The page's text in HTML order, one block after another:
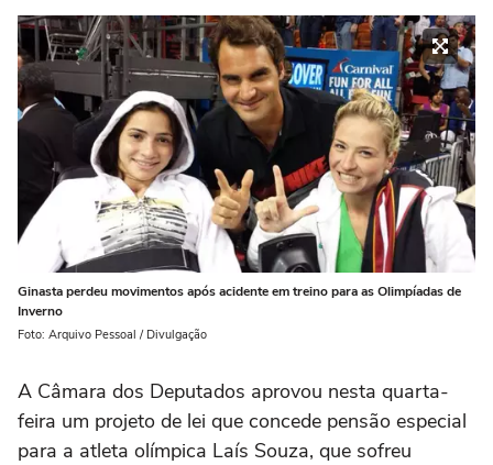
Ginasta perdeu movimentos após acidente em treino para as Olimpíadas de
Inverno
Foto: Arquivo Pessoal / Divulgação
A Câmara dos Deputados aprovou nesta quarta-
feira um projeto de lei que concede pensão especial
para a atleta olímpica Laís Souza, que sofreu